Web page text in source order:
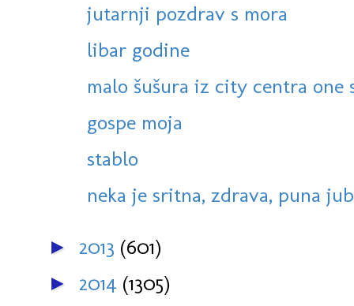
jutarnji pozdrav s mora
libar godine
malo šušura iz city centra one
gospe moja
stablo
neka je sritna, zdrava, puna
► 2013 (601)
► 2014 (1305)